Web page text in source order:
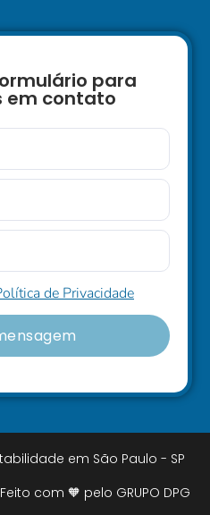
para
em contato
de Privacidade
em São Paulo - SP
com 🧡 pelo GRUPO DPG